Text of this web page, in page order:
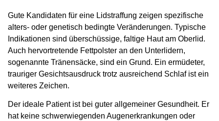
Gute Kandidaten für eine Lidstraffung zeigen spezifische
alters- oder genetisch bedingte Veränderungen. Typische
Indikationen sind überschüssige, faltige Haut am Oberlid.
Auch hervortretende Fettpolster an den Unterlidern,
sogenannte Tränensäcke, sind ein Grund. Ein ermüdeter,
trauriger Gesichtsausdruck trotz ausreichend Schlaf ist ein
weiteres Zeichen.
Der ideale Patient ist bei guter allgemeiner Gesundheit. Er
hat keine schwerwiegenden Augenerkrankungen oder